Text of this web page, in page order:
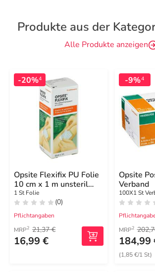
Produkte aus der
Alle Produkte anzeigen
-20%4
Opsite Flexifix PU Folie
10 cm x 1 m unsteril
Rolle
1 St Folie
(0)
Pflichtangaben
MRP2 21,37 €
16,99 €
-9%4
Opsite
Verband
100X1 St
MRP2
184,99
(1,85 €/1 St)